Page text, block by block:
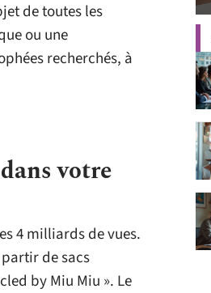
de toutes les
ou une
recherchés, à
votre
4 milliards de vues.
de sacs
by Miu Miu ». Le